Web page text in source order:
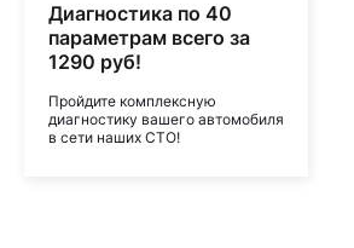
Диагностика по 40
параметрам всего за
1290 руб!
Пройдите комплексную
диагностику вашего автомобиля
в сети наших СТО!